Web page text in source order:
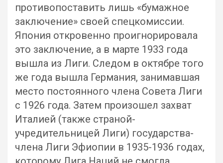
противопоставить лишь «бумажное
заключение» своей спецкомиссии.
Япония откровенно проигнорировала
это заключение, а в марте 1933 года
вышла из Лиги. Следом в октябре того
же года вышла Германия, занимавшая
место постоянного члена Совета Лиги
с 1926 года. Затем произошел захват
Италией (также страной-
учредительницей Лиги) государства-
члена Лиги Эфиопии в 1935-1936 годах,